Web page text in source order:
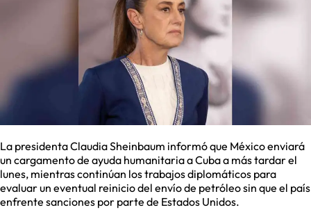
La presidenta Claudia Sheinbaum informó que México enviará
un cargamento de ayuda humanitaria a Cuba a más tardar el
lunes, mientras continúan los trabajos diplomáticos para
evaluar un eventual reinicio del envío de petróleo sin que el país
enfrente sanciones por parte de Estados Unidos.